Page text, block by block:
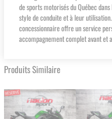
de sports motorisés du Québec
style de conduite et à leur
concessionnaire offre un service
accompagnement complet avant et
Produits Similaire